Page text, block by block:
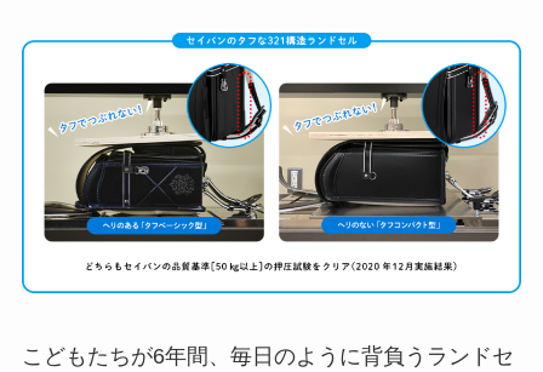
こどもたちが6年間、毎日のように背負うランドセ